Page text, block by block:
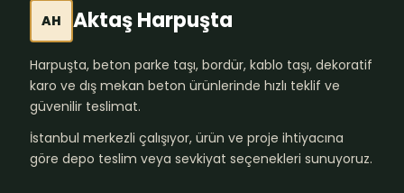
AH Aktaş Harpuşta
Harpuşta, beton parke taşı, bordür, kablo taşı, dekoratif
karo ve dış mekan beton ürünlerinde hızlı teklif ve
güvenilir teslimat.
İstanbul merkezli çalışıyor, ürün ve proje ihtiyacına
göre depo teslim veya sevkiyat seçenekleri sunuyoruz.